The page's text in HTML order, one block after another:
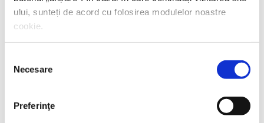
ului, sunteți de acord cu folosirea modulelor noastre
cookie.
consimțământului
Necesare
Preferinţe
Yascha Mounk, Capcana identității